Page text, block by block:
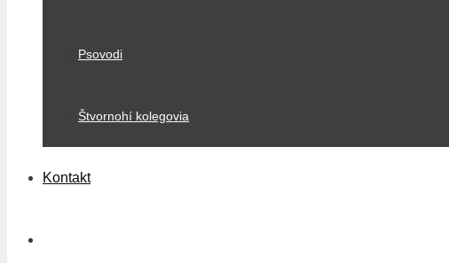
Psovodi
Štvornohí kolegovia
Kontakt